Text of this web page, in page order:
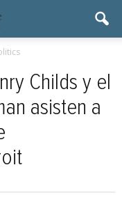
Childs y el
asisten a